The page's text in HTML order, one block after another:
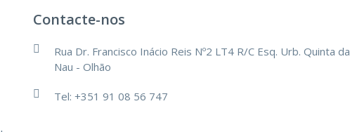
Contacte-nos
Rua Dr. Francisco Inácio Reis Nº2 LT4 R/C Esq. Urb. Quinta da
Nau - Olhão
Tel: +351 91 08 56 747